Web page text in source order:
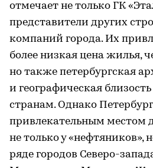
отмечает не только ГК
представители других
компаний города. Их
более низкая цена жилья,
но также петербургская
и географическая
странам. Однако
привлекательным местом
не только у «нефтяников»,
ряде городов Северо-